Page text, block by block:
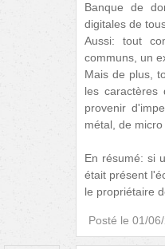
Banque de
digitales de
Aussi: tout
communs, un
Mais de plus,
les caractères
provenir
métal, de micro
En résumé: si
était présent
le propriétaire
Posté le 01/